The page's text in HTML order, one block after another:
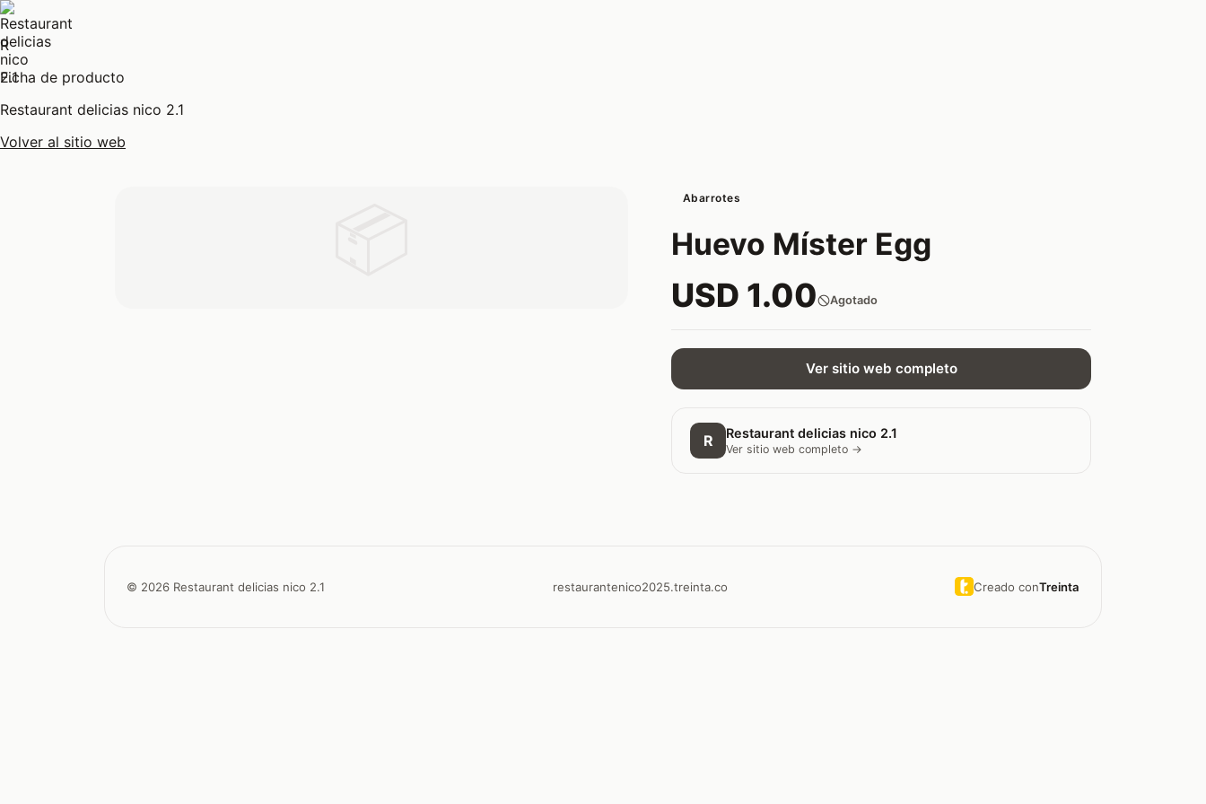
R
Ficha de producto
Restaurant delicias nico 2.1
Volver al sitio web
Abarrotes
Huevo Míster Egg
USD 1.00 Agotado
Ver sitio web completo
R Restaurant delicias nico 2.1
Ver sitio web completo →
© 2026 Restaurant delicias nico 2.1 restaurantenico2025.treinta.co Creado conTreinta